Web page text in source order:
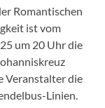
Romantischen
ist vom
um 20 Uhr die
Veranstalter die
Linien.